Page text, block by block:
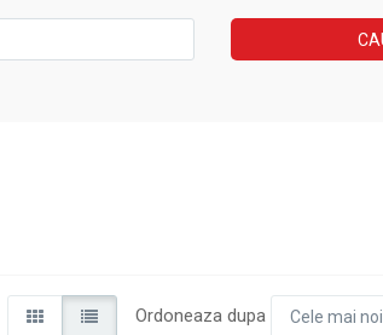
Ordoneaza dupa Cele mai noi